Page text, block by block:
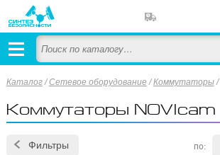
Каталог /Сетевое оборудование /Коммутаторы/
Коммутаторы NOVIcam
Фильтры по: